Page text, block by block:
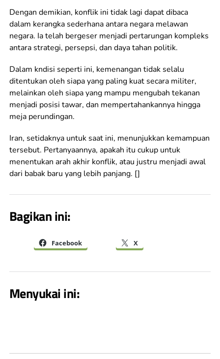
Dengan demikian, konflik ini tidak lagi dapat dibaca
dalam kerangka sederhana antara negara melawan
negara. Ia telah bergeser menjadi pertarungan kompleks
antara strategi, persepsi, dan daya tahan politik.
Dalam kndisi seperti ini, kemenangan tidak selalu
ditentukan oleh siapa yang paling kuat secara militer,
melainkan oleh siapa yang mampu mengubah tekanan
menjadi posisi tawar, dan mempertahankannya hingga
meja perundingan.
Iran, setidaknya untuk saat ini, menunjukkan kemampuan
tersebut. Pertanyaannya, apakah itu cukup untuk
menentukan arah akhir konflik, atau justru menjadi awal
dari babak baru yang lebih panjang. []
Bagikan ini:
Facebook X
Menyukai ini: